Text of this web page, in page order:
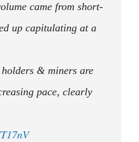
came from short-
up capitulating at a
& miners are
pace, clearly